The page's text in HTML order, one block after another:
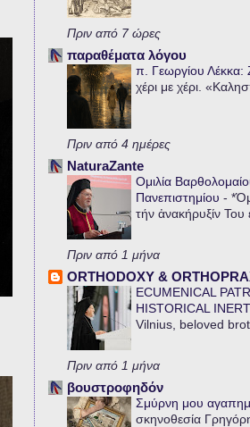
Πριν από 7 ώρες
παραθέματα λόγου
π. Γεωργίου Λέκκα:
χέρι με χέρι.
Πριν από 4 ημέρες
NaturaZante
Ομιλία
Πανεπιστημίου -
τήν ἀνακήρυξίν Του
Πριν από 1 μήνα
ORTHODOXY &
ECUMENICAL
HISTORICAL
Vilnius, beloved
Πριν από 1 μήνα
βουστροφηδόν
Σμύρνη μου
σκηνοθεσία